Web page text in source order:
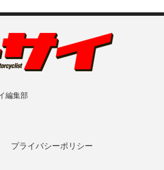
編集部
プライバシーポリシー